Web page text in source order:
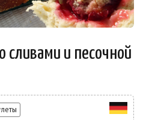
сливами и песочной